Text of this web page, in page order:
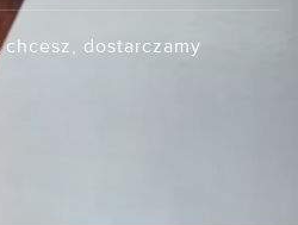
dostarczamy